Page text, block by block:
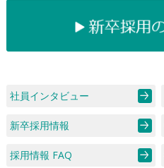
社員インタビュー
新卒採用情報
採用情報 FAQ